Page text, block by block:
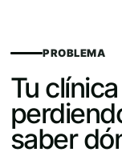
PROBLEMA
Tu
saber